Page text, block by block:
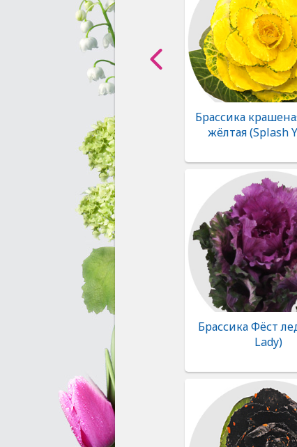
Брассика
жёлтая (Splash
Брассика Фёст
Lady)